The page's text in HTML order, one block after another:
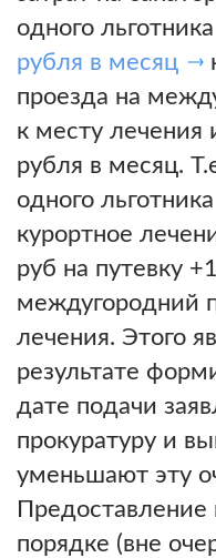
одного
рубля в месяц
проезда на
к месту лечения
рубля в месяц.
одного
курортное
руб на путевку
междугородний
лечения. Этого
результате
дате подачи
прокуратуру и
уменьшают эту
порядке (вне